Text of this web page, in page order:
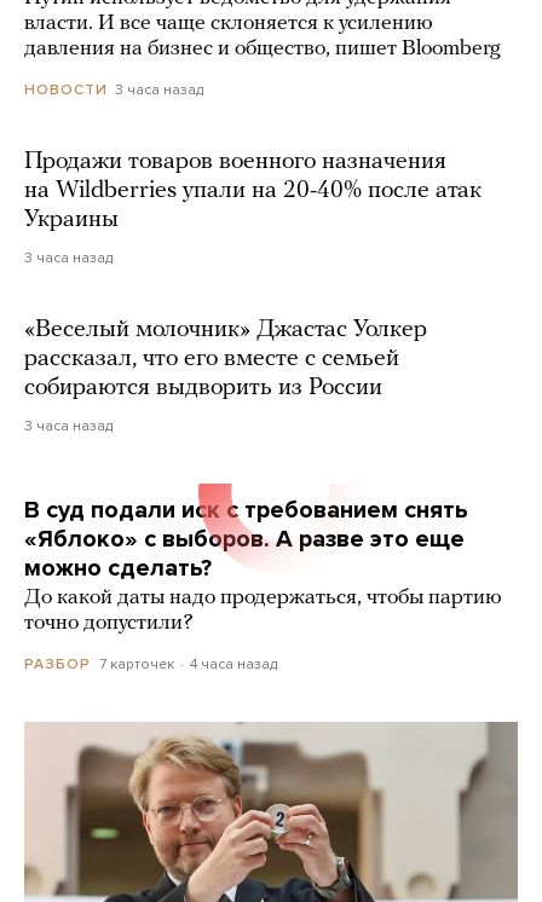
власти. И все чаще склоняется к усилению
давления на бизнес и общество, пишет Bloomberg
НОВОСТИ 3 часа назад
Продажи товаров военного назначения
на Wildberries упали на 20-40% после атак
Украины
3 часа назад
«Веселый молочник» Джастас Уолкер
рассказал, что его вместе с семьей
собираются выдворить из России
3 часа назад
В суд подали иск с требованием снять
«Яблоко» с выборов. А разве это еще
можно сделать?
До какой даты надо продержаться, чтобы партию
точно допустили?
РАЗБОР 7 карточек 4 часа назад